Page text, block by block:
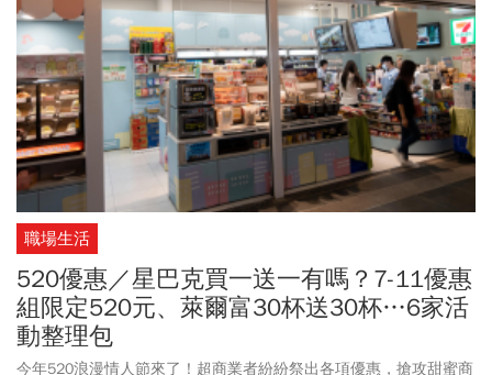
規駕駛最高可處20萬元罰鍰、業者最高處2500萬元。
職場生活
520優惠／星巴克買一送一有嗎？7-11優惠
組限定520元、萊爾富30杯送30杯…6家活
動整理包
今年520浪漫情人節來了！超商業者紛紛祭出各項優惠，搶攻甜蜜商